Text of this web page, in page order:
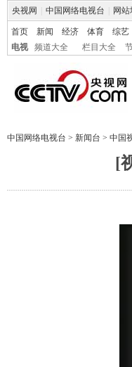
央视网 中国网络电视台 网站
首页 新闻 经济 体育 综艺
电视
频道大全 栏目大全
中国网络电视台 > 新闻台 > 中国
[